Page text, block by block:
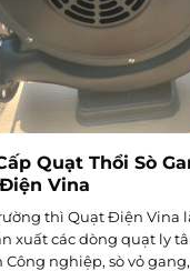
Quạt Thổi Sò
Vina
thì Quạt Điện Vina
xuất các dòng quạt ly
nghiệp, sò vỏ